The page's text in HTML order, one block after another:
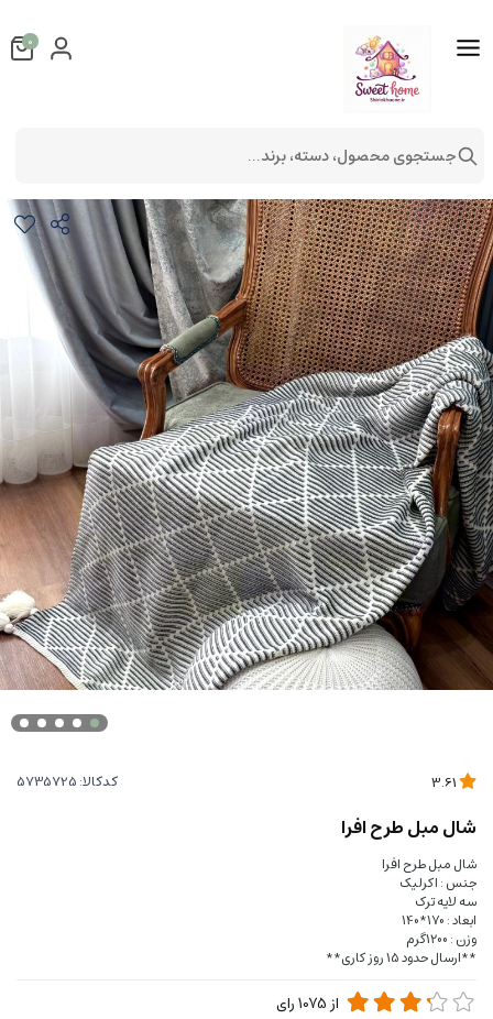
کدکالا:
شال مبل طرح افرا
شال مبل طرح افرا
جنس : اکرلیک
سه لایه ترک
ابعاد : 170*140
وزن : 1200گرم
**ارسال حدود 15 روز کاری**
از1075رای
0
جستجوی محصول، دسته، برند...